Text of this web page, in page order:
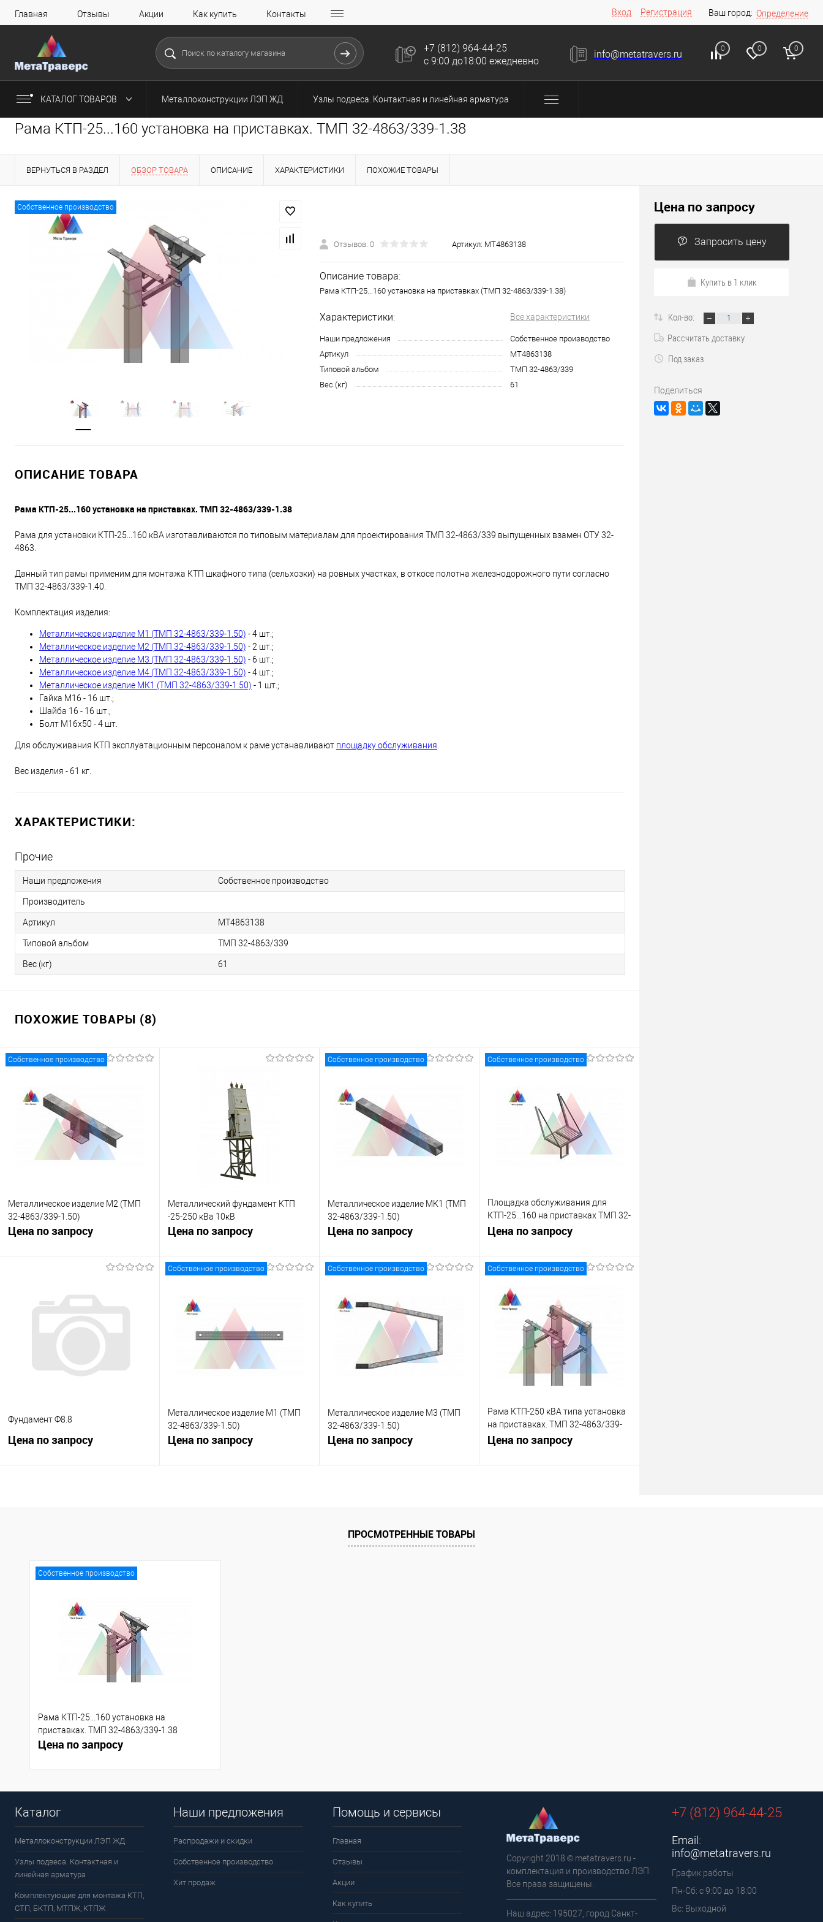
Главная Отзывы Акции Как купить Контакты Вход Регистрация Ваш город: Определение
+7 (812) 964-44-25
с 9:00 до18:00 ежедневно
info@metatravers.ru 0 0 0
КАТАЛОГ ТОВАРОВ Металлоконструкции ЛЭП ЖД Узлы подвеса. Контактная и линейная арматура
Рама КТП-25...160 установка на приставках. ТМП 32-4863/339-1.38
ВЕРНУТЬСЯ В РАЗДЕЛ ОБЗОР ТОВАРА ОПИСАНИЕ ХАРАКТЕРИСТИКИ ПОХОЖИЕ ТОВАРЫ
Собственное производство
Отзывов: 0 Артикул: МТ4863138
Описание товара:
Рама КТП-25...160 установка на приставках (ТМП 32-4863/339-1.38)
Характеристики: Все характеристики
Наши предложения
Собственное производство
Артикул
МТ4863138
Типовой альбом
ТМП 32-4863/339
Вес (кг)
61
ОПИСАНИЕ ТОВАРА
Рама КТП-25...160 установка на приставках. ТМП 32-4863/339-1.38
Рама для установки КТП-25...160 кВА изготавливаются по типовым материалам для проектирования ТМП 32-4863/339 выпущенных взамен ОТУ 32-
4863.
Данный тип рамы применим для монтажа КТП шкафного типа (сельхозки) на ровных участках, в откосе полотна железнодорожного пути согласно
ТМП 32-4863/339-1.40.
Комплектация изделия:
Металлическое изделие М1 (ТМП 32-4863/339-1.50) - 4 шт.;
Металлическое изделие М2 (ТМП 32-4863/339-1.50) - 2 шт.;
Металлическое изделие М3 (ТМП 32-4863/339-1.50) - 6 шт.;
Металлическое изделие М4 (ТМП 32-4863/339-1.50) - 4 шт.;
Металлическое изделие МК1 (ТМП 32-4863/339-1.50) - 1 шт.;
Гайка М16 - 16 шт.;
Шайба 16 - 16 шт.;
Болт М16х50 - 4 шт.
Для обслуживания КТП эксплуатационным персоналом к раме устанавливают площадку обслуживания
Вес изделия - 61 кг.
ХАРАКТЕРИСТИКИ:
Прочие
Наши предложения Собственное производство
Производитель
Артикул МТ4863138
Типовой альбом ТМП 32-4863/339
Вес (кг) 61
ПОХОЖИЕ ТОВАРЫ (8)
Собственное производство
Металлическое изделие М2 (ТМП
32-4863/339-1.50)
Цена по запросу
Запросить цену
Купить в 1 клик
К сравнению
В избранное
Под заказ
Металлический фундамент КТП
-25-250 кВа 10кВ
Цена по запросу
Запросить цену
Купить в 1 клик
В избранное
Собственное производство
Металлическое изделие МК1 (ТМП
32-4863/339-1.50)
Цена по запросу
Запросить цену
Купить в 1 клик
В избранное
Под заказ
Собственное производство
Площадка обслуживания для
КТП-25...160 на приставках ТМП 32-
4863/339
Цена по запросу
Запросить цену
Купить в 1 клик
В избранное
Под заказ
Фундамент Ф8.8
Цена по запросу
Собственное производство
Металлическое изделие М1 (ТМП
32-4863/339-1.50)
Цена по запросу
Собственное производство
Металлическое изделие М3 (ТМП
32-4863/339-1.50)
Цена по запросу
В избранное
Под заказ
Собственное производство
Рама КТП-250 кВА типа установка
на приставках. ТМП 32-4863/339-
1.39
Цена по запросу
Цена по запросу
Запросить цену
Купить в 1 клик
Кол-во:
Рассчитать доставку
Под заказ
Поделиться
ПРОСМОТРЕННЫЕ ТОВАРЫ
Собственное производство
Рама КТП-25...160 установка на
приставках. ТМП 32-4863/339-1.38
Цена по запросу
Каталог
Металлоконструкции ЛЭП ЖД
Узлы подвеса. Контактная и
линейная арматура
Комплектующие для монтажа КТП,
СТП, БКТП, МТПЖ, КТПЖ
Наши предложения
Распродажи и скидки
Собственное производство
Хит продаж
Помощь и сервисы
Главная
Отзывы
Акции
Как купить
Copyright 2018 © metatravers.ru -
комплектация и производство ЛЭП.
Все права защищены.
Наш адрес: 195027, город Санкт-
+7 (812) 964-44-25
Email:
info@metatravers.ru
График работы
Пн-Сб: с 9:00 до 18:00
Вс: Выходной